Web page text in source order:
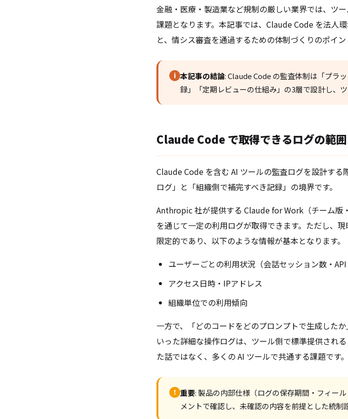
金融・医療・製造業など規制の厳しい業界では、ツ
課題となります。本記事では、Claude Code を法人
と、情シス審査を通過するための体制づくりのポイン
i 本記事の結論: Claude Code の監査体制は「プラ
録」「定期レビューの仕組み」の3層で設計し、
Claude Code で取得できるログの範
Claude Code を含む AI ツールの監査ログを設計す
ログ」と「組織側で補完すべき記録」の境界です。
Anthropic 社が提供する Claude for Work（チーム版
を通じて一定の利用ログが取得できます。ただし、
限定的であり、以下のような情報が基本となります。
ユーザーごとの利用状況（会話セッション数・API
アクセス日時・IPアドレス
組織単位での利用傾向
一方で、「どのコードをどのプロンプトで生成した
いった詳細な操作ログは、ツール側で標準提供され
た話ではなく、多くの AI ツールで共通する課題です。
! 重要: 製品の内部仕様（ログの保存期間・フィー
メントで確認し、未確認の内容を前提とした統制